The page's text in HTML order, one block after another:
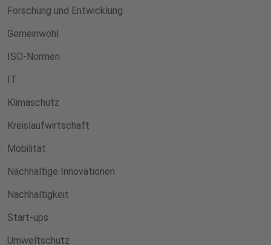
Forschung und Entwicklung
Gemeinwohl
ISO-Normen
IT
Klimaschutz
Kreislaufwirtschaft
Mobilität
Nachhaltige Innovationen
Nachhaltigkeit
Start-ups
Umweltschutz